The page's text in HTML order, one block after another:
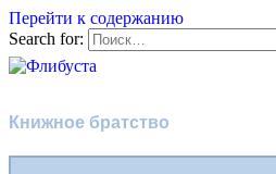
Перейти к содержанию
Search for:
Книжное братство